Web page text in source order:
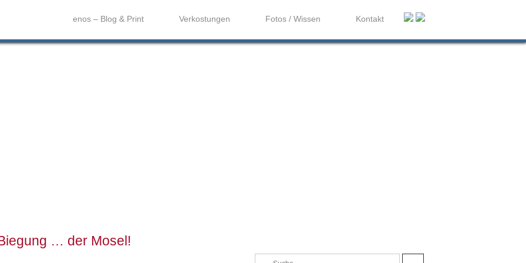
enos – Blog & Print Verkostungen Fotos / Wissen Kontakt
… der Mosel!